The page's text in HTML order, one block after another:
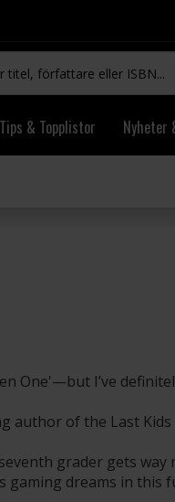
Tips & Topplistor Nyheter
One'—but I’ve
author of the Last Kids
grader gets
gaming dreams in this